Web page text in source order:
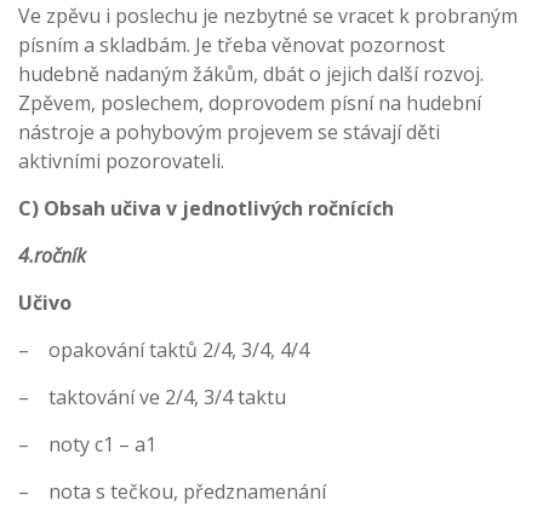
Ve zpěvu i poslechu je nezbytné se vracet k probraným
písním a skladbám. Je třeba věnovat pozornost
hudebně nadaným žákům, dbát o jejich další rozvoj.
Zpěvem, poslechem, doprovodem písní na hudební
nástroje a pohybovým projevem se stávají děti
aktivními pozorovateli.
C) Obsah učiva v jednotlivých ročnících
4.ročník
Učivo
– opakování taktů 2/4, 3/4, 4/4
– taktování ve 2/4, 3/4 taktu
– noty c1 – a1
– nota s tečkou, předznamenání